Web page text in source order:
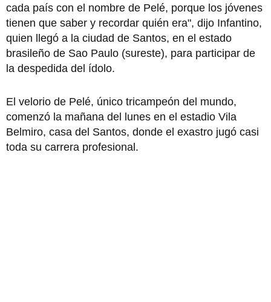
cada país con el nombre de Pelé, porque los jóvenes
tienen que saber y recordar quién era", dijo Infantino,
quien llegó a la ciudad de Santos, en el estado
brasileño de Sao Paulo (sureste), para participar de
la despedida del ídolo.
El velorio de Pelé, único tricampeón del mundo,
comenzó la mañana del lunes en el estadio Vila
Belmiro, casa del Santos, donde el exastro jugó casi
toda su carrera profesional.